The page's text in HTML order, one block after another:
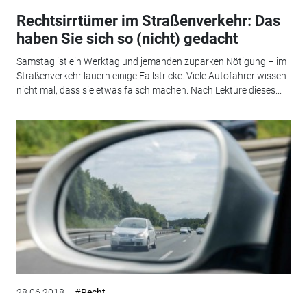
Rechtsirrtümer im Straßenverkehr: Das
haben Sie sich so (nicht) gedacht
Samstag ist ein Werktag und jemanden zuparken Nötigung – im
Straßenverkehr lauern einige Fallstricke. Viele Autofahrer wissen
nicht mal, dass sie etwas falsch machen. Nach Lektüre dieses...